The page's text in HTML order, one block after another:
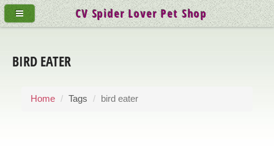
BIRD EATER
Home Tags bird eater
CV Spider Lover Pet Shop